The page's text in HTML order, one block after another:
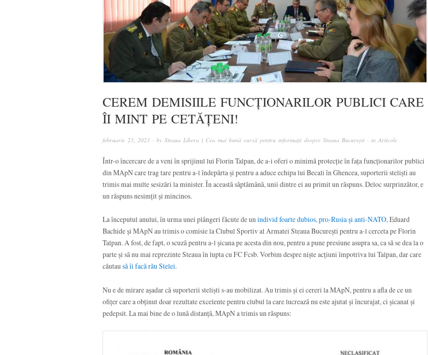
CEREM DEMISIILE FUNCȚIONARILOR PUBLICI CARE
ÎI MINT PE CETĂȚENI!
februarie 23, 2023 · by Steaua Libera | Cea mai bună sursă pentru informații despre Steaua București · in Articole
Într-o încercare de a veni în sprijinul lui Florin Talpan, de a-i oferi o minimă protecție în fața funcționarilor publici
din MApN care trag tare pentru a-l îndepărta și pentru a aduce echipa lui Becali în Ghencea, suporterii steliști au
trimis mai multe sesizări la minister. În această săptămână, unii dintre ei au primit un răspuns. Deloc surprinzător, e
un răspuns nesimțit și mincinos.
La începutul anului, în urma unei plângeri făcute de unindivid foarte dubios, pro-Rusia și anti-NATO, Eduard
Bachide și MApN au trimis o comisie la Clubul Sportiv al Armatei Steaua București pentru a-l cerceta pe Florin
Talpan. A fost, de fapt, o scuză pentru a-l șicana pe acesta din nou, pentru a pune presiune asupra sa, ca să se dea la o
parte și să nu mai reprezinte Steaua în lupta cu FC Fcsb. Vorbim despre niște acțiuni împotriva lui Talpan, dar care
căutausă îi facă rău Stelei.
Nu e de mirare așadar că suporterii steliști s-au mobilizat. Au trimis și ei cereri la MApN, pentru a afla de ce un
ofițer care a obținut doar rezultate excelente pentru clubul la care lucrează nu este ajutat și încurajat, ci șicanat și
pedepsit. La mai bine de o lună distanță, MApN a trimis un răspuns: